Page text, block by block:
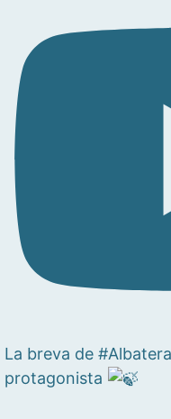
La breva de
protagonista